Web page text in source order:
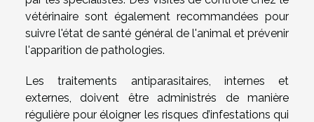
vétérinaire sont également recommandées pour
suivre l'état de santé général de l'animal et prévenir
l'apparition de pathologies.
Les traitements antiparasitaires, internes et
externes, doivent être administrés de manière
régulière pour éloigner les risques d’infestations qui